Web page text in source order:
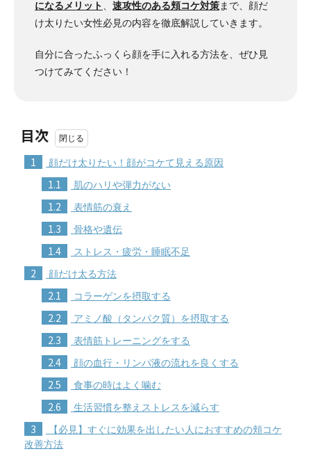
になるメリット
速攻性のある頬コケ対策まで、顔だ
け太りたい女性必見の内容を徹底解説していきます。
自分に合ったふっくら顔を手に入れる方法を、ぜひ見
つけてみてください！
目次
1 顔だけ太りたい！顔がコケて見える原因
1.1 肌のハリや弾力がない
1.2 表情筋の衰え
1.3 骨格や遺伝
1.4 ストレス・疲労・睡眠不足
2 顔だけ太る方法
2.1 コラーゲンを摂取する
2.2 アミノ酸（タンパク質）を摂取する
2.3 表情筋トレーニングをする
2.4 顔の血行・リンパ液の流れを良くする
2.5 食事の時はよく噛む
2.6 生活習慣を整えストレスを減らす
3
【必見】すぐに効果を出したい人におすすめの頬コケ
改善方法